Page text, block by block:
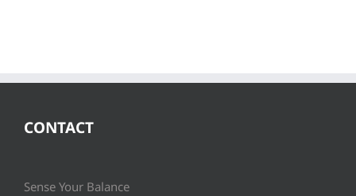
CONTACT
Sense Your Balance